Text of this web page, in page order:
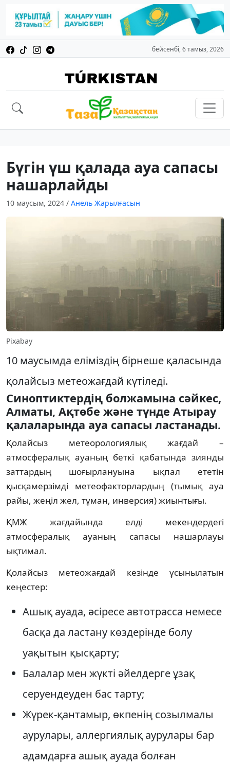
бейсенбі, 6 тамыз, 2026
Бүгін үш қалада ауа сапасы
нашарлайды
10 маусым, 2024 / Анель Жарылғасын
Pixabay
10 маусымда еліміздің бірнеше қаласында
қолайсыз метеожағдай күтіледі.
Синоптиктердің болжамына сәйкес,
Алматы, Ақтөбе және түнде Атырау
қалаларында ауа сапасы ластанады.
Қолайсыз метеорологиялық жағдай –
атмосфералық ауаның беткі қабатында зиянды
заттардың шоғырлануына ықпал ететін
қысқамерзімді метеофакторлардың (тымық ауа
райы, жеңіл жел, тұман, инверсия) жиынтығы.
ҚМЖ жағдайында елді мекендердегі
атмосфералық ауаның сапасы нашарлауы
ықтимал.
Қолайсыз метеожағдай кезінде ұсынылатын
кеңестер:
Ашық ауада, әсіресе автотрасса немесе
басқа да ластану көздерінде болу
уақытын қысқарту;
Балалар мен жүкті әйелдерге ұзақ
серуендеуден бас тарту;
Жүрек-қантамыр, өкпенің созылмалы
аурулары, аллергиялық аурулары бар
адамдарға ашық ауада болған